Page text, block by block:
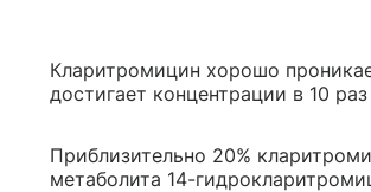
Кларитромицин хорошо
достигает концентрации в 10
Приблизительно 20%
метаболита 14-